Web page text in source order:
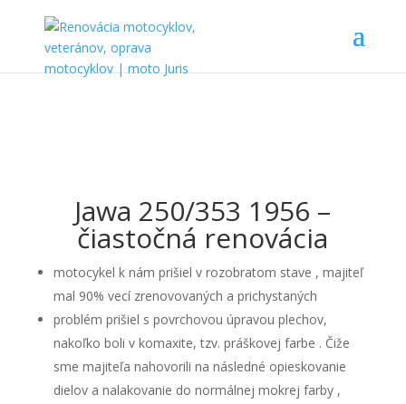
Jawa 250/353 1956 –
čiastočná renovácia
motocykel k nám prišiel v rozobratom stave , majiteľ
mal 90% vecí zrenovovaných a prichystaných
problém prišiel s povrchovou úpravou plechov,
nakoľko boli v komaxite, tzv. práškovej farbe . Čiže
sme majiteľa nahovorili na následné opieskovanie
dielov a nalakovanie do normálnej mokrej farby ,